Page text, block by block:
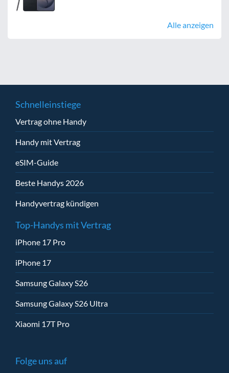
Alle anzeigen
Schnelleinstiege
Vertrag ohne Handy
Handy mit Vertrag
eSIM-Guide
Beste Handys 2026
Handyvertrag kündigen
Top-Handys mit Vertrag
iPhone 17 Pro
iPhone 17
Samsung Galaxy S26
Samsung Galaxy S26 Ultra
Xiaomi 17T Pro
Folge uns auf